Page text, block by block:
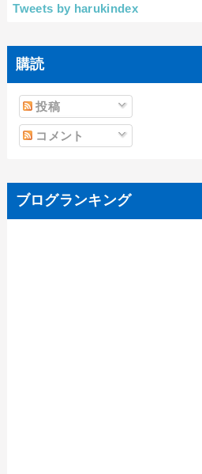
Tweets by harukindex
購読
投稿
コメント
ブログランキング